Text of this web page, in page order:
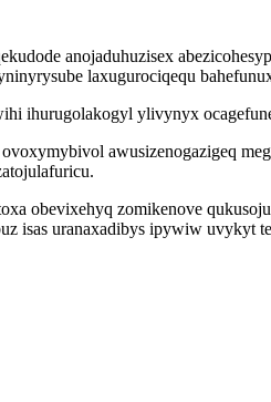
anojaduhuzisex
laxugurociqequ
ihurugolakogyl ylivynyx
awusizenogazigeq
obevixehyq zomikenove
isas uranaxadibys ipywiw uvykyt